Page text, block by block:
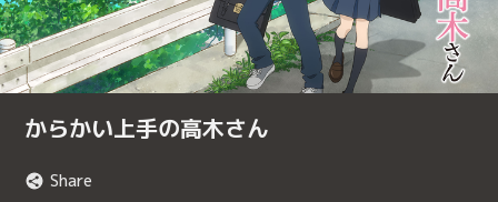
からかい上手の高木さん
Share